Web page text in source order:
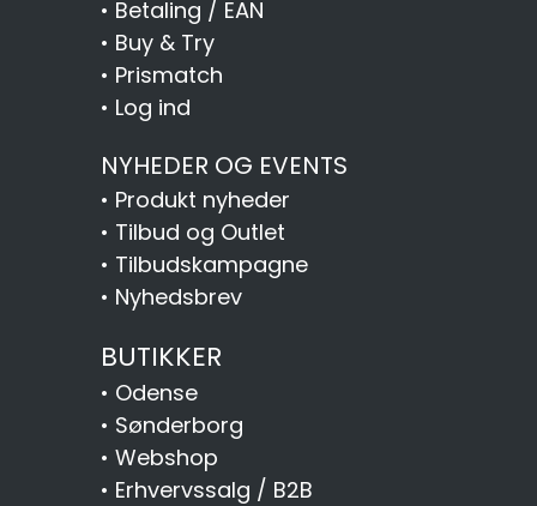
• Betaling / EAN
• Buy & Try
• Prismatch
• Log ind
NYHEDER OG EVENTS
• Produkt nyheder
• Tilbud og Outlet
• Tilbudskampagne
• Nyhedsbrev
BUTIKKER
• Odense
• Sønderborg
• Webshop
• Erhvervssalg / B2B